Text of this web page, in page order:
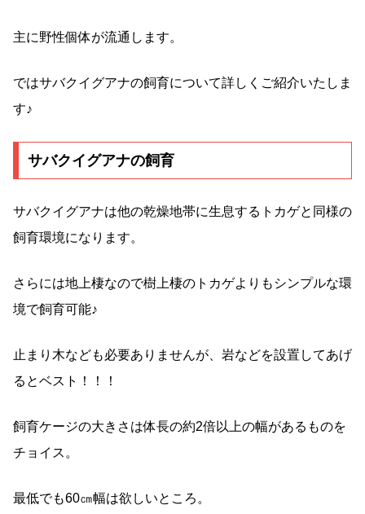
主に野性個体が流通します。
ではサバクイグアナの飼育について詳しくご紹介いたしま
す♪
サバクイグアナの飼育
サバクイグアナは他の乾燥地帯に生息するトカゲと同様の
飼育環境になります。
さらには地上棲なので樹上棲のトカゲよりもシンプルな環
境で飼育可能♪
止まり木なども必要ありませんが、岩などを設置してあげ
るとベスト！！！
飼育ケージの大きさは体長の約2倍以上の幅があるものを
チョイス。
最低でも60㎝幅は欲しいところ。